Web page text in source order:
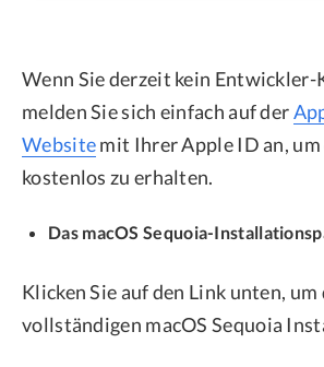
Wenn Sie derzeit kein Entwickler-
melden Sie sich einfach auf der
Websitemit Ihrer Apple ID an,
kostenlos zu erhalten.
Das macOS Sequoia-
Klicken Sie auf den Link unten, um
vollständigen macOS Sequoia